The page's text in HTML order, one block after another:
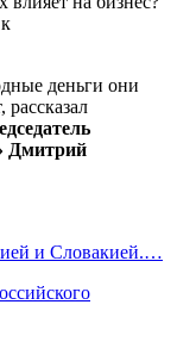
деньги они
Дмитрий
и Словакией.…